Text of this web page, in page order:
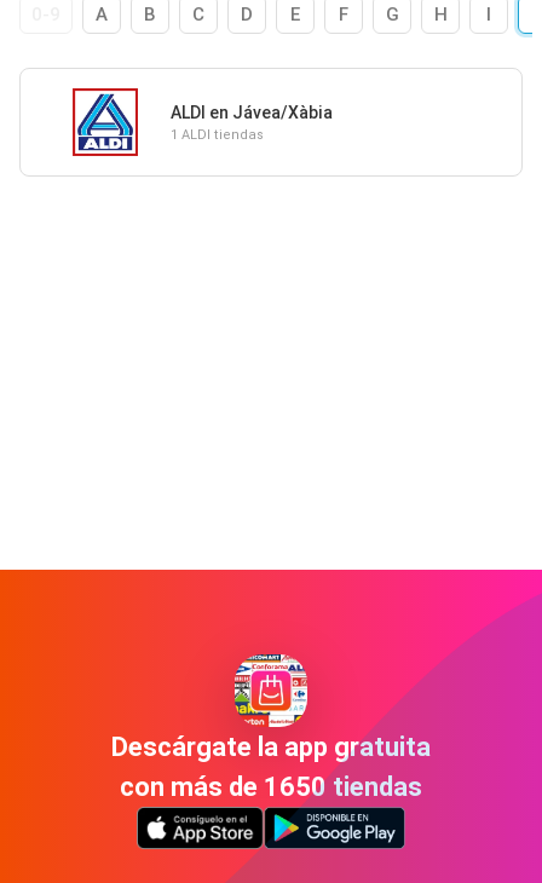
A B C D E F G H I
ALDI en Jávea/Xàbia
1 ALDI tiendas
Descárgate la app gratuita
con más de 1650 tiendas